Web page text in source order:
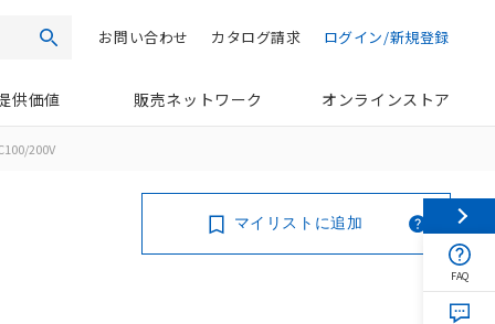
検索 ログイン/新規登録
カタログ請求
お問い合わせ
供価値 販売ネットワーク オンラインストア
200V
マイリストに追加
FAQ